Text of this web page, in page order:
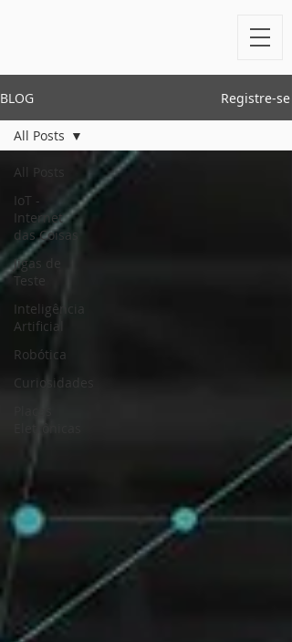
BLOG Registre-se
All Posts
IoT -
Internet
das Coisas
Jigas de
Teste
Inteligência
Artificial
Robótica
Curiosidades
Eletrônicas
All Posts